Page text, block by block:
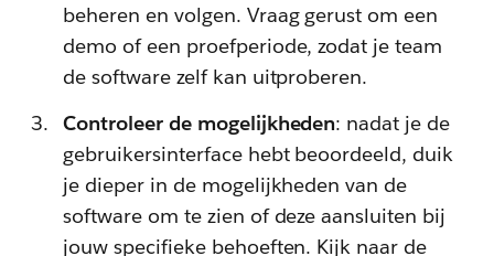
beheren en volgen. Vraag gerust om een
demo of een proefperiode, zodat je team
de software zelf kan uitproberen.
Controleer de mogelijkheden: nadat je de
gebruikersinterface hebt beoordeeld, duik
je dieper in de mogelijkheden van de
software om te zien of deze aansluiten bij
jouw specifieke behoeften. Kijk naar de